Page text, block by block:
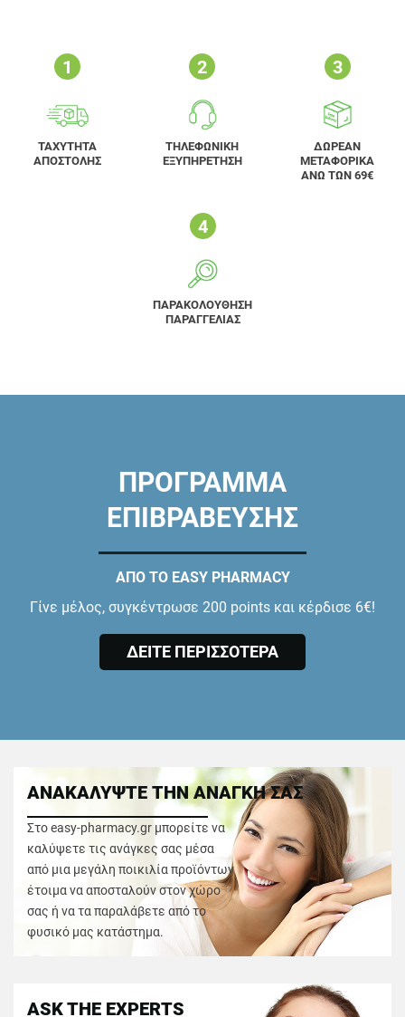
ΤΑΧΥΤΗΤΑ
ΑΠΟΣΤΟΛΗΣ
ΤΗΛΕΦΩΝΙΚΗ
ΕΞΥΠΗΡΕΤΗΣΗ
ΔΩΡΕΑΝ
ΜΕΤΑΦΟΡΙΚΑ
ΑΝΩ ΤΩΝ 69€
ΠΑΡΑΚΟΛΟΥΘΗΣΗ
ΠΑΡΑΓΓΕΛΙΑΣ
ΠΡΟΓΡΑΜΜΑ
ΕΠΙΒΡΑΒΕΥΣΗΣ
ΑΠΟ ΤΟ EASY PHARMACY
Γίνε μέλος, συγκέντρωσε 200 points και κέρδισε 6€!
ΔΕΙΤΕ ΠΕΡΙΣΣΟΤΕΡΑ
ΑΝΑΚΑΛΥΨΤΕ ΤΗΝ ΑΝΑΓΚΗ ΣΑΣ
Στο easy-pharmacy.gr μπορείτε να
καλύψετε τις ανάγκες σας μέσα
από μια μεγάλη ποικιλία προϊόντων
έτοιμα να αποσταλούν στον χώρο
σας ή να τα παραλάβετε από το
φυσικό μας κατάστημα.
ASK THE EXPERTS